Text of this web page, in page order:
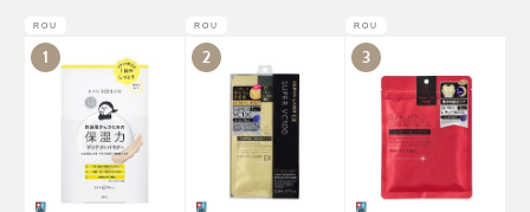
ROU
1
ROU
2
ROU
3